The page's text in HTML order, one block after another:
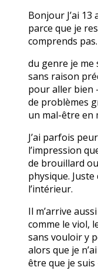
Bonjour J’ai
parce que je
comprends
du genre je me
sans raison
pour aller bien
de problèmes
un mal-être en
J’ai parfois
l’impression
de brouillard
physique.
l’intérieur.
Il m’arrive
comme le viol,
sans vouloir y
alors que je
être que je suis